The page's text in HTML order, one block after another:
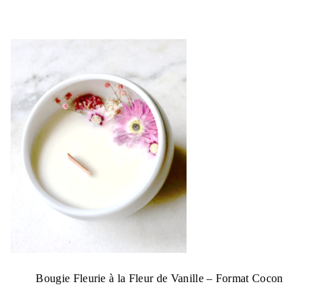
Bougie Fleurie à la Fleur de Vanille – Format Cocon